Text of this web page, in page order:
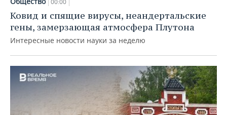
00:00
Ковид и спящие вирусы, неандертальские
гены, замерзающая атмосфера Плутона
Интересные новости науки за неделю